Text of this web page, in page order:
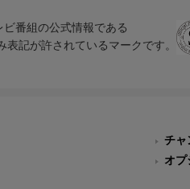
ビ番組の公式情報である
表記が許されているマークです。
チャ
オプ